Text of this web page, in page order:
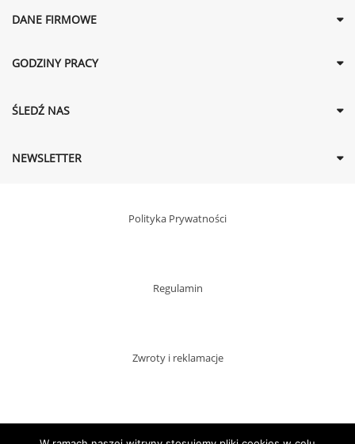
DANE FIRMOWE
GODZINY PRACY
ŚLEDŹ NAS
NEWSLETTER
Polityka Prywatności
Regulamin
Zwroty i reklamacje
Dostawy